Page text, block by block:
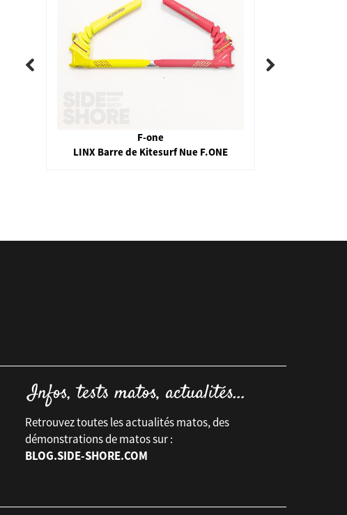
F-one
LINX Barre de Kitesurf Nue F.ONE
Retrouvez toutes les actualités matos, des
démonstrations de matos sur :
BLOG.SIDE-SHORE.COM